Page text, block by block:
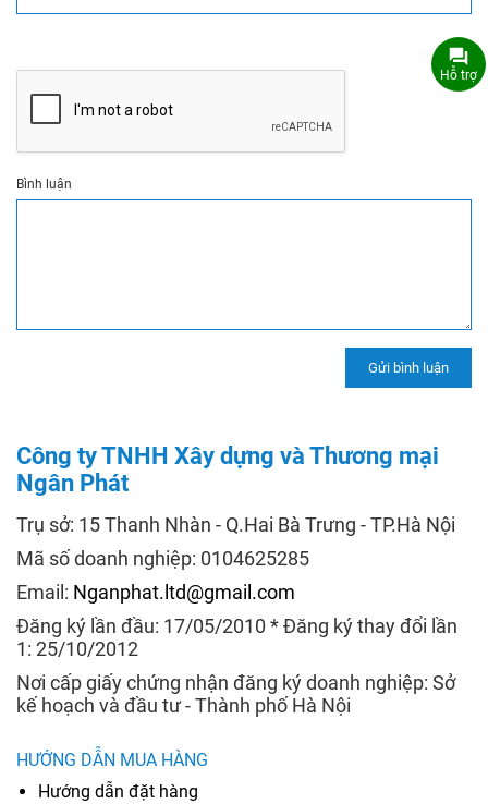
Bình luận
Công ty TNHH Xây dựng và Thương mại
Ngân Phát
Trụ sở: 15 Thanh Nhàn - Q.Hai Bà Trưng - TP.Hà Nội
Mã số doanh nghiệp: 0104625285
Email: Nganphat.ltd@gmail.com
Đăng ký lần đầu: 17/05/2010 * Đăng ký thay đổi lần
1: 25/10/2012
Nơi cấp giấy chứng nhận đăng ký doanh nghiệp: Sở
kế hoạch và đầu tư - Thành phố Hà Nội
HƯỚNG DẪN MUA HÀNG
Hướng dẫn đặt hàng
Hỗ trợ